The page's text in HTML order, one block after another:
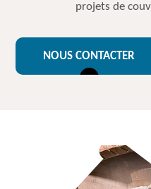
projets de
NOUS CONTACTER